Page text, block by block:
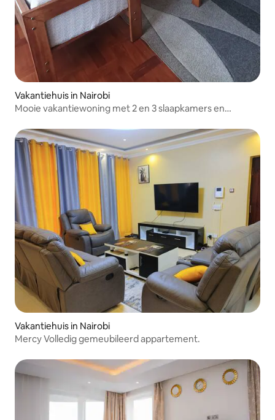
Vakantiehuis in Nairobi
Mooie vakantiewoning met 2 en 3 slaapkamers en
Vakantiehuis in Nairobi
Mercy Volledig gemeubileerd appartement.